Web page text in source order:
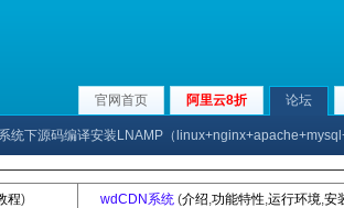
官网首页 阿里云8折 论坛
统下源码编译安装LNAMP（
程) wdCDN系统 (介绍,功能特性,运行环境,安